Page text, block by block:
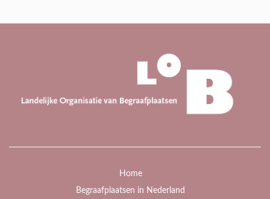
Home
Begraafplaatsen in Nederland